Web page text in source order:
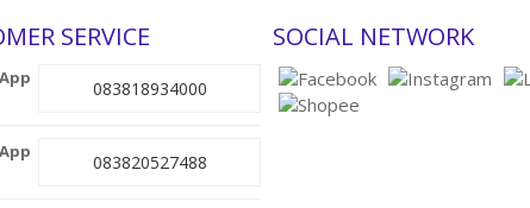
SERVICE
083818934000
083820527488
SOCIAL NETWORK